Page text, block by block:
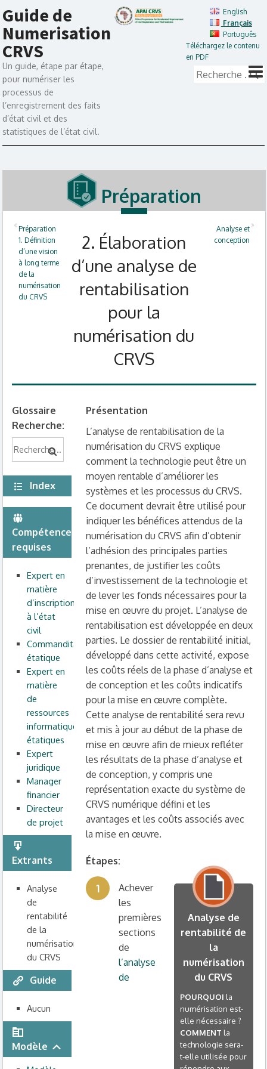
Guide de
Numerisation
CRVS
Un guide, étape par étape,
pour numériser les
processus de
l’enregistrement des faits
d’état civil et des
statistiques de l’état civil.
English
Français
Português
Téléchargez le contenu
en PDF
Préparation
Préparation
1. Définition
d’une vision
à long terme
de la
numérisation
du CRVS
2. Élaboration
d’une analyse de
rentabilisation
pour la
numérisation du
CRVS
Analyse et
conception
Glossaire
Recherche:
Index
Compétences
requises
Expert en
matière
d’inscription
à l’état
civil
Commanditaire
étatique
Expert en
matière
de
ressources
informatiques
étatiques
Expert
juridique
Manager
financier
Directeur
de projet
Extrants
Analyse
de
rentabilité
de la
numérisation
du CRVS
Guide
Aucun
Modèle
Présentation
L’analyse de rentabilisation de la
numérisation du CRVS explique
comment la technologie peut être un
moyen rentable d’améliorer les
systèmes et les processus du CRVS.
Ce document devrait être utilisé pour
indiquer les bénéfices attendus de la
numérisation du CRVS afin d’obtenir
l’adhésion des principales parties
prenantes, de justifier les coûts
d’investissement de la technologie et
de lever les fonds nécessaires pour la
mise en œuvre du projet. L’analyse de
rentabilisation est développée en deux
parties. Le dossier de rentabilité initial,
développé dans cette activité, expose
les coûts réels de la phase d’analyse et
de conception et les coûts indicatifs
pour la mise en œuvre complète.
Cette analyse de rentabilité sera revu
et mis à jour au début de la phase de
mise en œuvre afin de mieux refléter
les résultats de la phase d’analyse et
de conception, y compris une
représentation exacte du système de
CRVS numérique défini et les
avantages et les coûts associés avec
la mise en œuvre.
Étapes:
1
Analyse de
rentabilité de
la
numérisation
du CRVS
POURQUOI la
numérisation est-
elle nécessaire ?
COMMENT la
technologie sera-
t-elle utilisée pour
Achever
les
premières
sections
de
l’analyse
de